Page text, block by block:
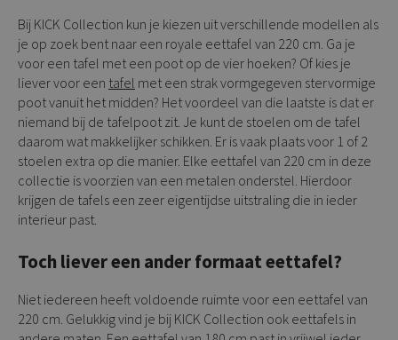
Bij KICK Collection kun je kiezen uit verschillende modellen als
je op zoek bent naar een royale eettafel van 220 cm. Ga je
voor een tafel met een poot op de vier hoeken? Of kies je
liever voor een tafel met een strak vormgegeven stervormige
poot vanuit het midden? Het voordeel van die laatste is dat er
niemand bij de tafelpoot zit. Je kunt de stoelen om de tafel
daarom wat makkelijker schikken. Er is vaak plaats voor 1 of 2
stoelen extra op die manier. Elke eettafel van 220 cm in deze
collectie is voorzien van een metalen onderstel. Hierdoor
krijgen de tafels een zeer eigentijdse uitstraling die in ieder
interieur past.
Toch liever een ander formaat eettafel?
Niet iedereen heeft voldoende ruimte voor een eettafel van
220 cm. Gelukkig vind je bij KICK Collection ook eettafels in